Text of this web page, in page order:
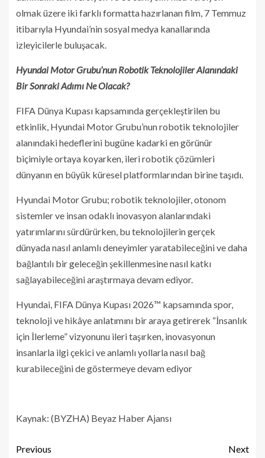
olmak üzere iki farklı formatta hazırlanan film, 7 Temmuz
itibarıyla Hyundai’nin sosyal medya kanallarında
izleyicilerle buluşacak.
Hyundai Motor Grubu’nun Robotik Teknolojiler Alanındaki
Bir Sonraki Adımı Ne Olacak?
FIFA Dünya Kupası kapsamında gerçekleştirilen bu
etkinlik, Hyundai Motor Grubu’nun robotik teknolojiler
alanındaki hedeflerini bugüne kadarki en görünür
biçimiyle ortaya koyarken, ileri robotik çözümleri
dünyanın en büyük küresel platformlarından birine taşıdı.
Hyundai Motor Grubu; robotik teknolojiler, otonom
sistemler ve insan odaklı inovasyon alanlarındaki
yatırımlarını sürdürürken, bu teknolojilerin gerçek
dünyada nasıl anlamlı deneyimler yaratabileceğini ve daha
bağlantılı bir geleceğin şekillenmesine nasıl katkı
sağlayabileceğini araştırmaya devam ediyor.
Hyundai, FIFA Dünya Kupası 2026™ kapsamında spor,
teknoloji ve hikâye anlatımını bir araya getirerek “İnsanlık
için İlerleme” vizyonunu ileri taşırken, inovasyonun
insanlarla ilgi çekici ve anlamlı yollarla nasıl bağ
kurabileceğini de göstermeye devam ediyor
Kaynak: (BYZHA) Beyaz Haber Ajansı
Previous
Next